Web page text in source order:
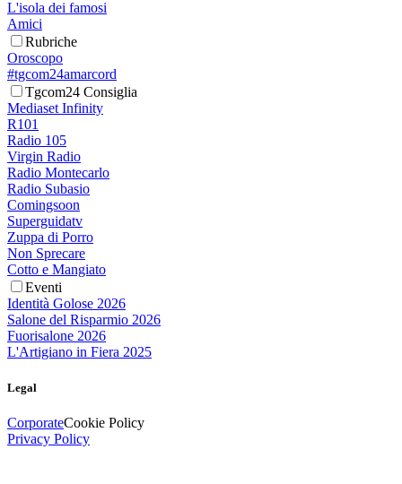
L'isola dei famosi
Amici
Rubriche
Oroscopo
#tgcom24amarcord
Tgcom24 Consiglia
Mediaset Infinity
R101
Radio 105
Virgin Radio
Radio Montecarlo
Radio Subasio
Comingsoon
Superguidatv
Zuppa di Porro
Non Sprecare
Cotto e Mangiato
Eventi
Identità Golose 2026
Salone del Risparmio 2026
Fuorisalone 2026
L'Artigiano in Fiera 2025
Legal
CorporateCookie Policy
Privacy Policy